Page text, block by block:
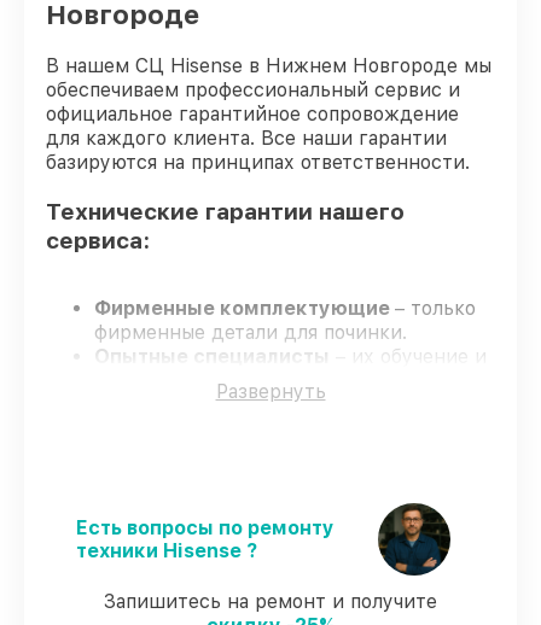
Новгороде
В нашем СЦ Hisense в Нижнем Новгороде мы
обеспечиваем профессиональный сервис и
официальное гарантийное сопровождение
для каждого клиента. Все наши гарантии
базируются на принципах ответственности.
Технические гарантии нашего
сервиса:
Фирменные комплектующие – только
фирменные детали для починки.
Опытные специалисты
– их обучение и
аттестация подтверждают высокий
уровень профессионализма.
– починкис
полным гарантийным сопровождением.
Что гарантирует сервис при починки:
Развернуть
Есть вопросы по ремонту
техники Hisense ?
Запишитесь на ремонт и получите